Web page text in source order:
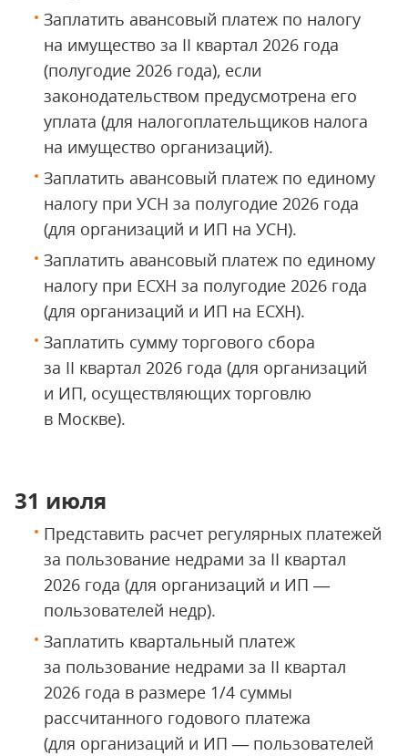
Заплатить авансовый платеж по налогу
на имущество за II квартал 2026 года
(полугодие 2026 года), если
законодательством предусмотрена его
уплата (для налогоплательщиков налога
на имущество организаций).
Заплатить авансовый платеж по единому
налогу при УСН за полугодие 2026 года
(для организаций и ИП на УСН).
Заплатить авансовый платеж по единому
налогу при ЕСХН за полугодие 2026 года
(для организаций и ИП на ЕСХН).
Заплатить сумму торгового сбора
за II квартал 2026 года (для организаций
и ИП, осуществляющих торговлю
в Москве).
31 июля
Представить расчет регулярных платежей
за пользование недрами за II квартал
2026 года (для организаций и ИП —
пользователей недр).
Заплатить квартальный платеж
за пользование недрами за II квартал
2026 года в размере 1/4 суммы
рассчитанного годового платежа
(для организаций и ИП — пользователей